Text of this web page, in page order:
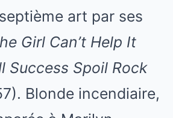
art par ses
Girl Can’t Help It
Success Spoil Rock
Blonde incendiaire,